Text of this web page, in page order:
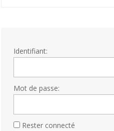
Identifiant:
Mot de passe:
Rester connecté